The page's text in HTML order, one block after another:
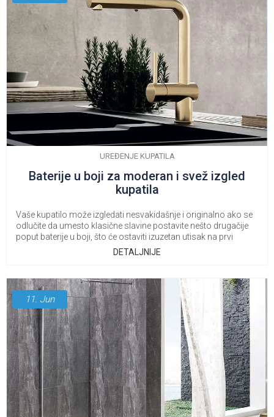
UREĐENJE KUPATILA
Baterije u boji za moderan i svež izgled
kupatila
Vaše kupatilo može izgledati nesvakidašnje i originalno ako se
odlučite da umesto klasične slavine postavite nešto drugačije
poput baterije u boji, što će ostaviti izuzetan utisak na prvi
DETALJNIJE
11. Jun